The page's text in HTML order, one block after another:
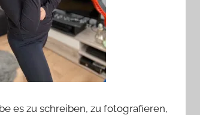
es zu schreiben, zu fotografieren,